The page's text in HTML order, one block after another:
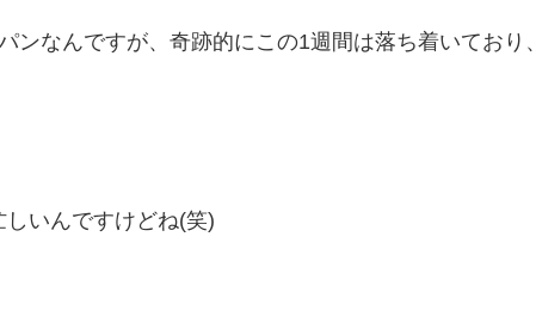
ンなんですが、奇跡的にこの1週間は落ち着いており、
いんですけどね(笑)